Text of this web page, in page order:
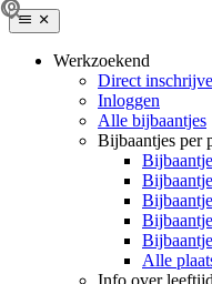
Werkzoekend
Direct
Inloggen
Alle bijbaantjes
Bijbaantjes per
Alle
Info over